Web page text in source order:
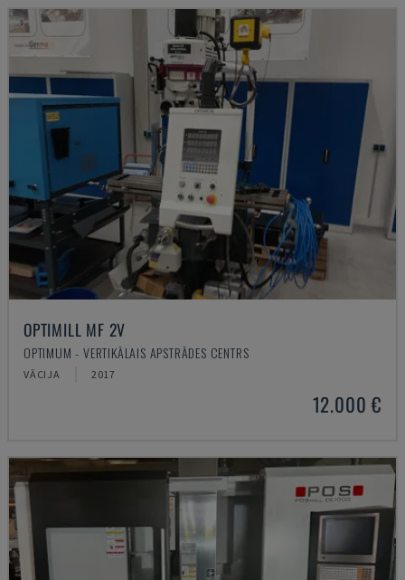
OPTIMILL MF 2V
OPTIMUM - VERTIKĀLAIS APSTRĀDES CENTRS
VĀCIJA 2017
12.000 €